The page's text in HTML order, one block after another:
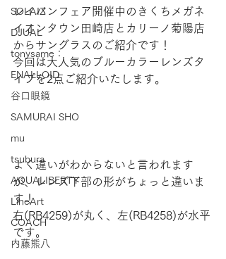
SOLAIZ
DJUAL
tonysame：
ENALLOID
谷口眼鏡
SAMURAI SHO
mu
tsubura
AQUALIBERTY
LineArt
COACH
内藤熊八
レイバンフェア開催中のきくちメガネ
イオンタウン田崎店とカリーノ菊陽店
からサングラスのご紹介です！
今回は大人気のブルーカラーレンズタ
イプを2点ご紹介いたします。
よく違いがわからないと言われます
が、レンズ下部の形がちょっと違いま
す！
右(RB4259)が丸く、左(RB4258)が水平
です。